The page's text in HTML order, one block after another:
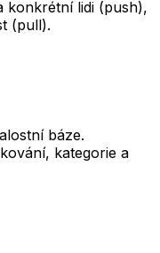
konkrétní lidi (push),
(pull).
báze.
kategorie a